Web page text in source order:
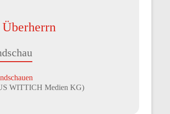
WITTICH Medien KG)